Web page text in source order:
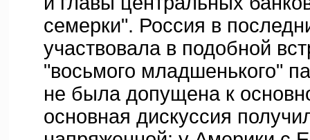
семерки". Россия в
участвовала в подобной
"восьмого младшенького"
не была допущена к
основная дискуссия